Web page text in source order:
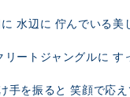
水辺に 佇んでいる美
リートジャングルに す
手を振ると 笑顔で応